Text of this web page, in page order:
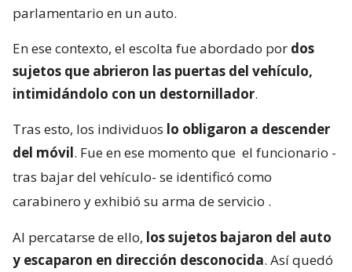
parlamentario en un auto.
En ese contexto, el escolta fue abordado por dos
sujetos que abrieron las puertas del vehículo,
intimidándolo con un destornillador.
Tras esto, los individuos lo obligaron a descender
del móvil. Fue en ese momento que el funcionario -
tras bajar del vehículo- se identificó como
carabinero y exhibió su arma de servicio .
Al percatarse de ello, los sujetos bajaron del auto
y escaparon en dirección desconocida. Así quedó